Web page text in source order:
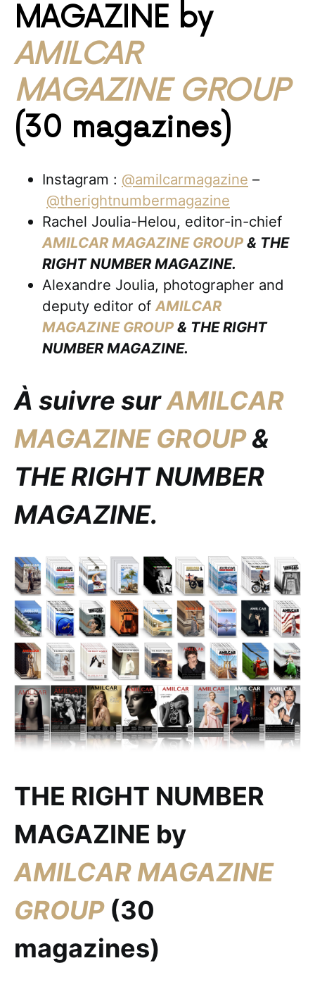
MAGAZINE by
AMILCAR
MAGAZINE GROUP
(30 magazines)
Instagram : @amilcarmagazine –
@therightnumbermagazine
Rachel Joulia-Helou, editor-in-chief
AMILCAR MAGAZINE GROUP & THE
RIGHT NUMBER MAGAZINE.
Alexandre Joulia, photographer and
deputy editor of AMILCAR
MAGAZINE GROUP & THE RIGHT
NUMBER MAGAZINE.
À suivre surAMILCAR
MAGAZINE GROUP &
THE RIGHT NUMBER
MAGAZINE.
THE RIGHT NUMBER
MAGAZINE by
AMILCAR MAGAZINE
GROUP(30
magazines)